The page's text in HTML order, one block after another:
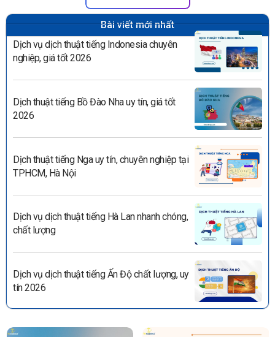
Bài viết mới nhất
Dịch vụ dịch thuật tiếng Indonesia chuyên
nghiệp, giá tốt 2026
Dịch thuật tiếng Bồ Đào Nha uy tín, giá tốt
2026
Dịch thuật tiếng Nga uy tín, chuyên nghiệp tại
TPHCM, Hà Nội
Dịch vụ dịch thuật tiếng Hà Lan nhanh chóng,
chất lượng
Dịch vụ dịch thuật tiếng Ấn Độ chất lượng, uy
tín 2026